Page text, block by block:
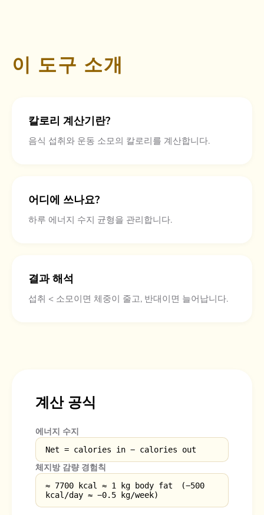
이 도구 소개
칼로리 계산기란?
음식 섭취와 운동 소모의 칼로리를 계산합니다.
어디에 쓰나요?
하루 에너지 수지 균형을 관리합니다.
결과 해석
섭취 < 소모이면 체중이 줄고, 반대이면 늘어납니다.
계산 공식
에너지 수지
Net = calories in − calories out
체지방 감량 경험칙
≈ 7700 kcal ≈ 1 kg body fat (−500
kcal/day ≈ −0.5 kg/week)